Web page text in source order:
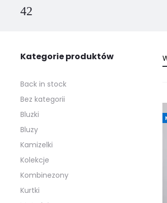
42
Kategorie produktów
Back in stock
Bez kategorii
Bluzki
Bluzy
Kamizelki
Kolekcje
Kombinezony
Kurtki